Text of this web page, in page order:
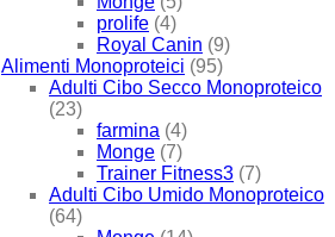
prolife (4)
Royal Canin (9)
Alimenti Monoproteici (95)
Adulti Cibo Secco Monoproteico
(23)
farmina (4)
Monge (7)
Trainer Fitness3 (7)
Adulti Cibo Umido Monoproteico
(64)